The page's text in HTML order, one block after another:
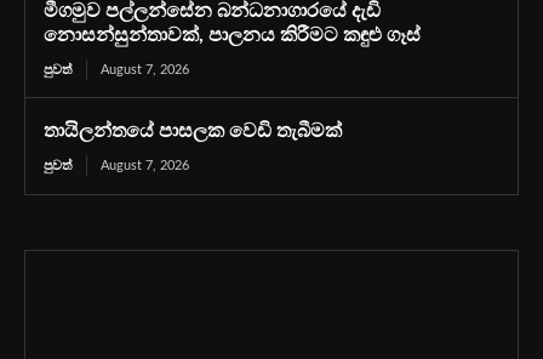
මීගමුව පල්ලන්සේන බන්ධනාගාරයේ දැඩි
නොසන්සුන්තාවක්, පාලනය කිරීමට කඳුළු ගෑස්
පුවත් August 7, 2026
තායිලන්තයේ පාසලක වෙඩි තැබීමක්
පුවත් August 7, 2026